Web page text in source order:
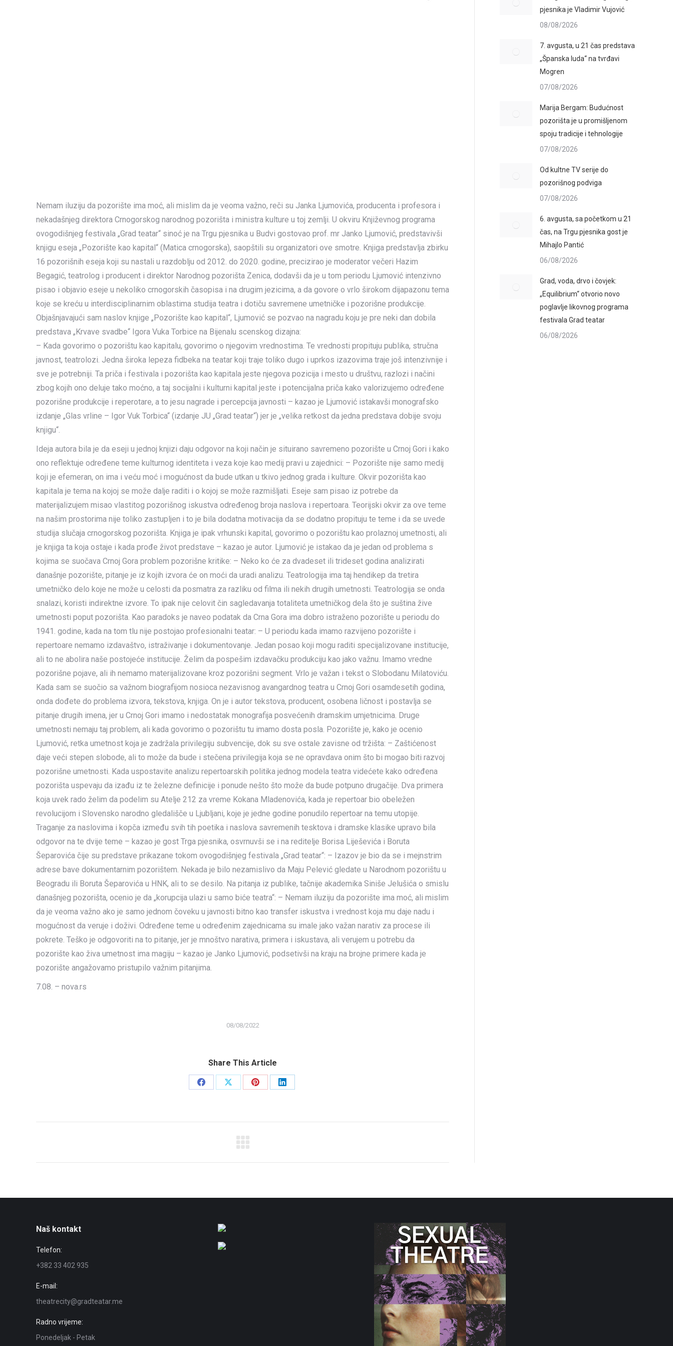
Nemam iluziju da pozorište ima moć, ali mislim da je veoma važno, reči su Janka Ljumovića, producenta i profesora i
nekadašnjeg direktora Crnogorskog narodnog pozorišta i ministra kulture u toj zemlji. U okviru Književnog programa
ovogodišnjeg festivala „Grad teatar“ sinoć je na Trgu pjesnika u Budvi gostovao prof. mr Janko Ljumović, predstavivši
knjigu eseja „Pozorište kao kapital“ (Matica crnogorska), saopštili su organizatori ove smotre. Knjiga predstavlja zbirku
16 pozorišnih eseja koji su nastali u razdoblju od 2012. do 2020. godine, precizirao je moderator večeri Hazim
Begagić, teatrolog i producent i direktor Narodnog pozorišta Zenica, dodavši da je u tom periodu Ljumović intenzivno
pisao i objavio eseje u nekoliko crnogorskih časopisa i na drugim jezicima, a da govore o vrlo širokom dijapazonu tema
koje se kreću u interdisciplinarnim oblastima studija teatra i dotiču savremene umetničke i pozorišne produkcije.
Objašnjavajući sam naslov knjige „Pozorište kao kapital“, Ljumović se pozvao na nagradu koju je pre neki dan dobila
predstava „Krvave svadbe“ Igora Vuka Torbice na Bijenalu scenskog dizajna:
– Kada govorimo o pozorištu kao kapitalu, govorimo o njegovim vrednostima. Te vrednosti propituju publika, stručna
javnost, teatrolozi. Jedna široka lepeza fidbeka na teatar koji traje toliko dugo i uprkos izazovima traje još intenzivnije i
sve je potrebniji. Ta priča i festivala i pozorišta kao kapitala jeste njegova pozicija i mesto u društvu, razlozi i načini
zbog kojih ono deluje tako moćno, a taj socijalni i kulturni kapital jeste i potencijalna priča kako valorizujemo određene
pozorišne produkcije i reperotare, a to jesu nagrade i percepcija javnosti – kazao je Ljumović istakavši monografsko
izdanje „Glas vrline – Igor Vuk Torbica“ (izdanje JU „Grad teatar“) jer je „velika retkost da jedna predstava dobije svoju
knjigu“.
Ideja autora bila je da eseji u jednoj knjizi daju odgovor na koji način je situirano savremeno pozorište u Crnoj Gori i kako
ono reflektuje određene teme kulturnog identiteta i veza koje kao medij pravi u zajednici: – Pozorište nije samo medij
koji je efemeran, on ima i veću moć i mogućnost da bude utkan u tkivo jednog grada i kulture. Okvir pozorišta kao
kapitala je tema na kojoj se može dalje raditi i o kojoj se može razmišljati. Eseje sam pisao iz potrebe da
materijalizujem misao vlastitog pozorišnog iskustva određenog broja naslova i repertoara. Teorijski okvir za ove teme
na našim prostorima nije toliko zastupljen i to je bila dodatna motivacija da se dodatno propituju te teme i da se uvede
studija slučaja crnogorskog pozorišta. Knjiga je ipak vrhunski kapital, govorimo o pozorištu kao prolaznoj umetnosti, ali
je knjiga ta koja ostaje i kada prođe život predstave – kazao je autor. Ljumović je istakao da je jedan od problema s
kojima se suočava Crnoj Gora problem pozorišne kritike: – Neko ko će za dvadeset ili trideset godina analizirati
današnje pozorište, pitanje je iz kojih izvora će on moći da uradi analizu. Teatrologija ima taj hendikep da tretira
umetničko delo koje ne može u celosti da posmatra za razliku od filma ili nekih drugih umetnosti. Teatrologija se onda
snalazi, koristi indirektne izvore. To ipak nije celovit čin sagledavanja totaliteta umetničkog dela što je suština žive
umetnosti poput pozorišta. Kao paradoks je naveo podatak da Crna Gora ima dobro istraženo pozorište u periodu do
1941. godine, kada na tom tlu nije postojao profesionalni teatar: – U periodu kada imamo razvijeno pozorište i
repertoare nemamo izdavaštvo, istraživanje i dokumentovanje. Jedan posao koji mogu raditi specijalizovane institucije,
ali to ne abolira naše postojeće institucije. Želim da pospešim izdavačku produkciju kao jako važnu. Imamo vredne
pozorišne pojave, ali ih nemamo materijalizovane kroz pozorišni segment. Vrlo je važan i tekst o Slobodanu Milatoviću.
Kada sam se suočio sa važnom biografijom nosioca nezavisnog avangardnog teatra u Crnoj Gori osamdesetih godina,
onda dođete do problema izvora, tekstova, knjiga. On je i autor tekstova, producent, osobena ličnost i postavlja se
pitanje drugih imena, jer u Crnoj Gori imamo i nedostatak monografija posvećenih dramskim umjetnicima. Druge
umetnosti nemaju taj problem, ali kada govorimo o pozorištu tu imamo dosta posla. Pozorište je, kako je ocenio
Ljumović, retka umetnost koja je zadržala privilegiju subvencije, dok su sve ostale zavisne od tržišta: – Zaštićenost
daje veći stepen slobode, ali to može da bude i stečena privilegija koja se ne opravdava onim što bi mogao biti razvoj
pozorišne umetnosti. Kada uspostavite analizu repertoarskih politika jednog modela teatra videćete kako određena
pozorišta uspevaju da izađu iz te železne definicije i ponude nešto što može da bude potpuno drugačije. Dva primera
koja uvek rado želim da podelim su Atelje 212 za vreme Kokana Mladenovića, kada je repertoar bio obeležen
revolucijom i Slovensko narodno gledališče u Ljubljani, koje je jedne godine ponudilo repertoar na temu utopije.
Traganje za naslovima i kopča između svih tih poetika i naslova savremenih tesktova i dramske klasike upravo bila
odgovor na te dvije teme – kazao je gost Trga pjesnika, osvrnuvši se i na reditelje Borisa Liješevića i Boruta
Šeparovića čije su predstave prikazane tokom ovogodišnjeg festivala „Grad teatar“: – Izazov je bio da se i mejnstrim
adrese bave dokumentarnim pozorištem. Nekada je bilo nezamislivo da Maju Pelević gledate u Narodnom pozorištu u
Beogradu ili Boruta Šeparovića u HNK, ali to se desilo. Na pitanja iz publike, tačnije akademika Siniše Jelušića o smislu
današnjeg pozorišta, ocenio je da „korupcija ulazi u samo biće teatra“: – Nemam iluziju da pozorište ima moć, ali mislim
da je veoma važno ako je samo jednom čoveku u javnosti bitno kao transfer iskustva i vrednost koja mu daje nadu i
mogućnost da veruje i doživi. Određene teme u određenim zajednicama su imale jako važan narativ za procese ili
pokrete. Teško je odgovoriti na to pitanje, jer je mnoštvo narativa, primera i iskustava, ali verujem u potrebu da
pozorište kao živa umetnost ima magiju – kazao je Janko Ljumović, podsetivši na kraju na brojne primere kada je
pozorište angažovamo pristupilo važnim pitanjima.
7.08. – nova.rs
08/08/2022
Share This Article
Share
Share
Share
Share
pjesnika je Vladimir Vujović
08/08/2026
7. avgusta, u 21 čas predstava
„Španska luda“ na tvrđavi
Mogren
07/08/2026
Marija Bergam: Budućnost
pozorišta je u promišljenom
spoju tradicije i tehnologije
07/08/2026
Od kultne TV serije do
pozorišnog podviga
07/08/2026
6. avgusta, sa početkom u 21
čas, na Trgu pjesnika gost je
Mihajlo Pantić
06/08/2026
Grad, voda, drvo i čovjek:
„Equilibrium“ otvorio novo
poglavlje likovnog programa
festivala Grad teatar
06/08/2026
Naš kontakt
Telefon:
+382 33 402 935
E-mail:
theatrecity@gradteatar.me
Radno vrijeme:
Ponedeljak - Petak